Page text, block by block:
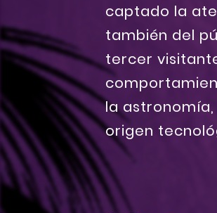
captado la
también del
tercer
la
origen